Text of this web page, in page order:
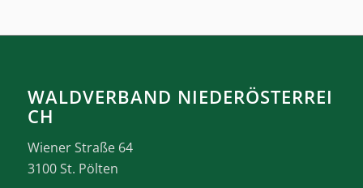
WALDVERBAND NIEDERÖSTERREI
CH
Wiener Straße 64
3100 St. Pölten